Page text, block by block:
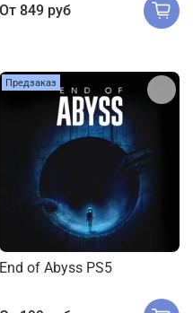
От 849 руб
Предзаказ
End of Abyss PS5